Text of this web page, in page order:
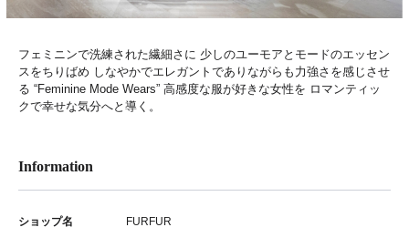
フェミニンで洗練された繊細さに 少しのユーモアとモードのエッセン
スをちりばめ しなやかでエレガントでありながらも力強さを感じさせ
る “Feminine Mode Wears” 高感度な服が好きな女性を ロマンティッ
クで幸せな気分へと導く。
Information
ショップ名 FURFUR